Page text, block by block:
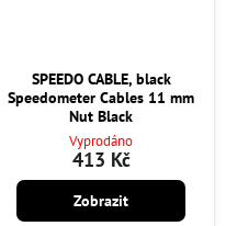
SPEEDO CABLE, black
Speedometer Cables 11 mm
Nut Black
Vyprodáno
413 Kč
Zobrazit